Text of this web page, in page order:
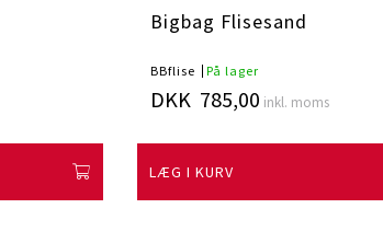
Bigbag Flisesand
BBflise På lager
DKK 785,00 inkl. moms
LÆG I KURV